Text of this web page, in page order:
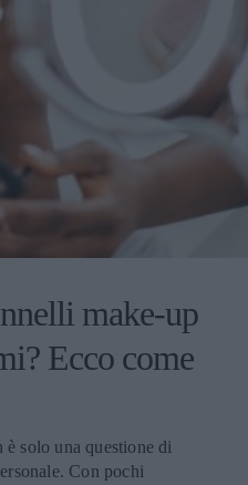
make-up
Ecco come
solo una questione di
Con pochi